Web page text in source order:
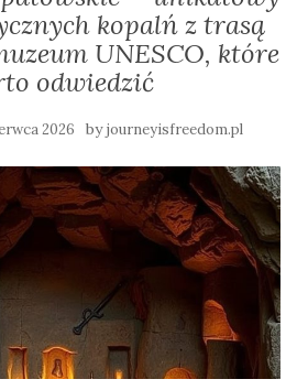
kopalń z trasą
UNESCO, które
odwiedzić
2026 byjourneyisfreedom.pl